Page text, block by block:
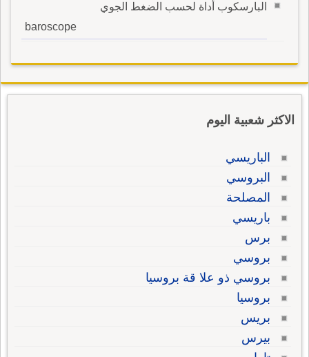
البارسكوب أداة لحسب الضغط الجوي
baroscope
الاكثر شعبية اليوم
الباريسي
البروسي
المصلحة
باريسي
برس
بروسي
بروسي ذو علا قة بروسيا
بروسيا
بريس
بيرس